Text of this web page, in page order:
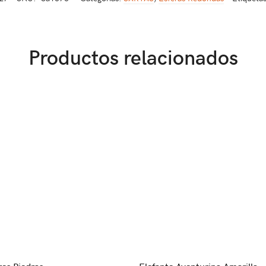
Productos relacionados